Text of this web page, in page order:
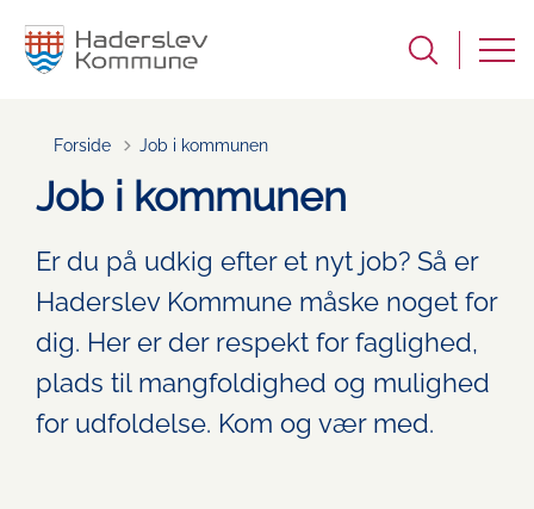
Forside Job i kommunen
Job i kommunen
Er du på udkig efter et nyt job? Så er
Haderslev Kommune måske noget for
dig. Her er der respekt for faglighed,
plads til mangfoldighed og mulighed
for udfoldelse. Kom og vær med.